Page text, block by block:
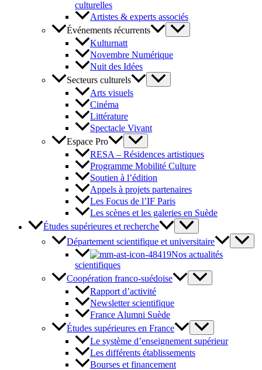
culturelles
Artistes & experts associés
Événements récurrents
Kulturnatt
Novembre Numérique
Nuit des Idées
Secteurs culturels
Arts visuels
Cinéma
Littérature
Spectacle Vivant
Espace Pro
RESA – Résidences artistiques
Programme Mobilité Culture
Soutien à l’édition
Appels à projets partenaires
Les Focus de l’IF Paris
Les scènes et les galeries en Suède
Études supérieures et recherche
Département scientifique et universitaire
Nos actualités
scientifiques
Coopération franco-suédoise
Rapport d’activité
Newsletter scientifique
France Alumni Suède
Études supérieures en France
Le système d’enseignement supérieur
Les différents établissements
Bourses et financement